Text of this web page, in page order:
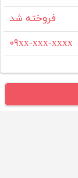
فروخته شد
۰۹xx-xxx-xxxx